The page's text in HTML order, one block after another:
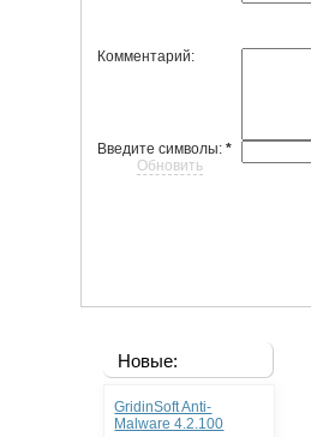
Комментарий:
Введите символы:*
Обновить
Новые:
GridinSoft Anti-
Malware 4.2.100